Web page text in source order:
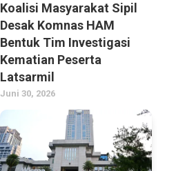
Koalisi Masyarakat Sipil
Desak Komnas HAM
Bentuk Tim Investigasi
Kematian Peserta
Latsarmil
Juni 30, 2026